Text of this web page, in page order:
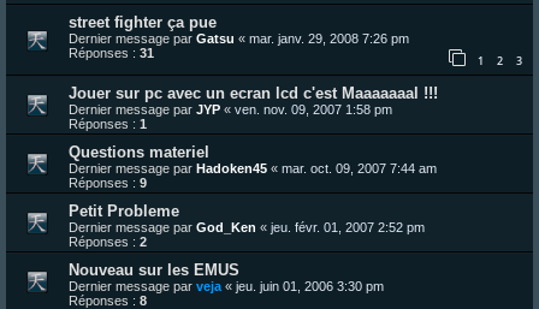
street fighter ça pue
Dernier message par Gatsu « mar. janv. 29, 2008 7:26 pm
Réponses : 31 1 2 3
Jouer sur pc avec un ecran lcd c'est Maaaaaaal !!!
Dernier message par JYP « ven. nov. 09, 2007 1:58 pm
Réponses : 1
Questions materiel
Dernier message par Hadoken45 « mar. oct. 09, 2007 7:44 am
Réponses : 9
Petit Probleme
Dernier message par God_Ken « jeu. févr. 01, 2007 2:52 pm
Réponses : 2
Nouveau sur les EMUS
Dernier message par veja « jeu. juin 01, 2006 3:30 pm
Réponses : 8